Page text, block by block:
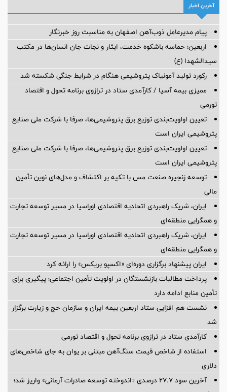
آخرین اخبار
پیام مدیرعامل ذوب‌آهن اصفهان به مناسبت روز خبرنگار
اربعین؛ حماسه باشکوه خدمت، ایثار و نجات جان انسان‌ها در مکتب
سیدالشهدا (ع)
رکورد تولید آمونیاک پتروشیمی هنگام در شرایط جنگی شکسته شد
ممیزی بیمه آسیا / کارآمدی ستاد در ترازوی برنامه تحول و اقتصاد
تورمی
تعیین اولویت‌بندی توزیع برق پتروشیمی‌ها، صرفا با شرکت ملی صنایع
پتروشیمی ایران است
تعیین اولویت‌بندی توزیع برق پتروشیمی‌ها، صرفا با شرکت ملی صنایع
پتروشیمی ایران است
توسعه زنجیره صنعت مس با تکیه بر اکتشاف و مدل‌های نوین تأمین
مالی
ایران، شریک راهبردی اتحادیه اقتصادی اوراسیا در مسیر توسعه تجارت
و همگرایی منطقه‌ای
ایران، شریک راهبردی اتحادیه اقتصادی اوراسیا در مسیر توسعه تجارت
و همگرایی منطقه‌ای
ایران پیشنهاد برگزاری دوره‌ای «اکسپو بریکس» را ارائه کرد
پرداخت مطالبات بازنشستگان در اولویت تأمین اجتماعی؛ پیگیری برای
تأمین منابع ادامه دارد
نشست هم افزایی ستاد اربعین بیمه ایران و سازمان حج و زیارت برگزار
شد
کارآمدی ستاد در ترازوی برنامه تحول و اقتصاد تورمی
استفاده از شاخص قیمت سنگ‌آهن مبتنی بر یوان به جای شاخص‌های
دلاری
آخرین سود ۲۷.۷ درصدی «اندوخته توسعه صادرات آرمانی» واریز شد؛